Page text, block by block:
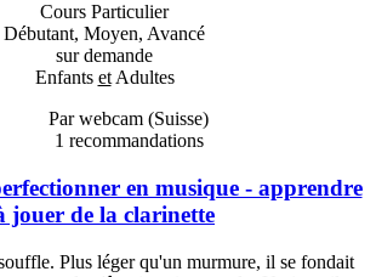
Cours Particulier
Débutant, Moyen, Avancé
sur demande
Enfants etAdultes
Par webcam (Suisse)
1 recommandations
en musique - apprendre
jouer de la clarinette
Plus léger qu'un murmure, il se fondait